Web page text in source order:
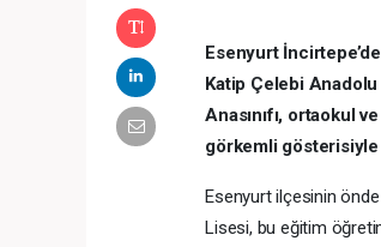
Esenyurt
Katip Çelebi
Anasınıfı, ortaokul
görkemli gösterisiyle
Esenyurt ilçesinin
Lisesi, bu eğitim